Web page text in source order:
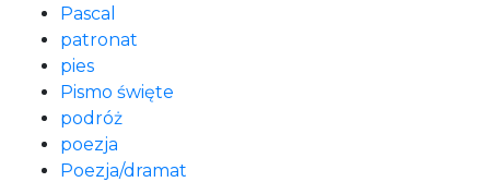
Pascal
patronat
pies
Pismo święte
podróż
poezja
Poezja/dramat